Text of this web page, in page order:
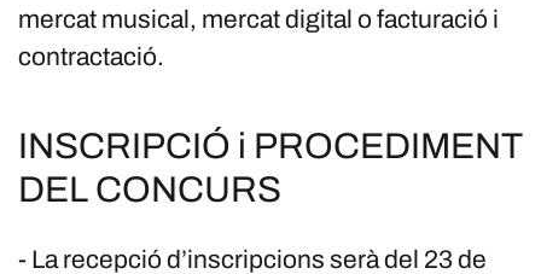
mercat musical, mercat digital o facturació i
contractació.
INSCRIPCIÓ i PROCEDIMENT
DEL CONCURS
- La recepció d’inscripcions serà del 23 de